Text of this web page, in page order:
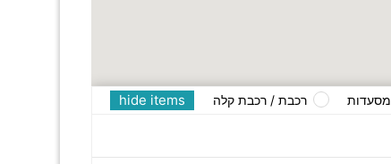
hide items מסעדות רכבת / רכבת קלה